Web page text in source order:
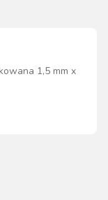
1,5 mm x